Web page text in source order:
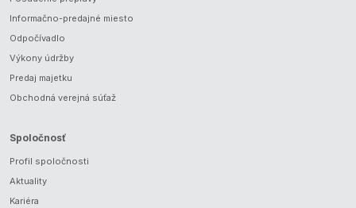
Informačno-predajné miesto
Odpočívadlo
Výkony údržby
Predaj majetku
Obchodná verejná súťaž
Spoločnosť
Profil spoločnosti
Aktuality
Kariéra